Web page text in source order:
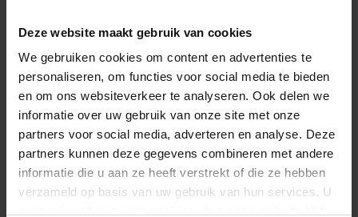
Deze website maakt gebruik van cookies
We gebruiken cookies om content en advertenties te
personaliseren, om functies voor social media te bieden
en om ons websiteverkeer te analyseren. Ook delen we
informatie over uw gebruik van onze site met onze
partners voor social media, adverteren en analyse. Deze
partners kunnen deze gegevens combineren met andere
informatie die u aan ze heeft verstrekt of die ze hebben
verzameld op basis van uw gebruik van hun services. U
2023 geregistreerd? Dan heb je iets langer de tijd
Voorvrachtwagens met een analoge of
digitale tachograafis de SMT2 verplicht vanaf
31 december 2023.
Voor vrachtwagens die nu een slimme
tachograaf type 1 hebben, is de SMT2 verplicht
vanaf 19 augustus 2025.